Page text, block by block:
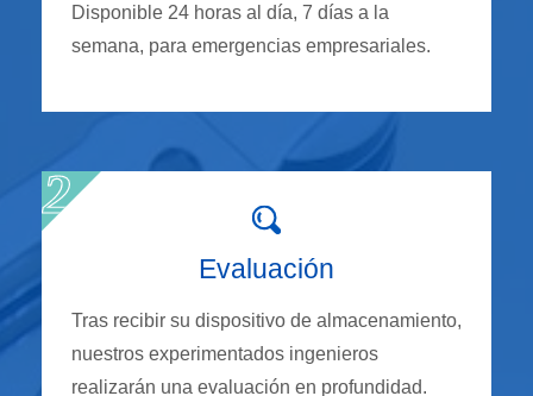
Disponible 24 horas al día, 7 días a la
semana, para emergencias empresariales.
Evaluación
Tras recibir su dispositivo de almacenamiento,
nuestros experimentados ingenieros
realizarán una evaluación en profundidad.